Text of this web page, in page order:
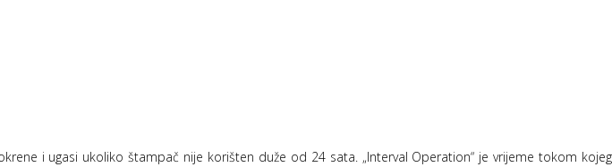
i ugasi ukoliko štampač nije korišten duže od 24 sata. „Interval Operation“ je vrijeme tokom kojeg